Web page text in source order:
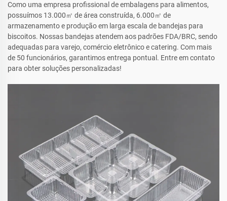
Como uma empresa profissional de embalagens para alimentos,
possuímos 13.000㎡ de área construída, 6.000㎡ de
armazenamento e produção em larga escala de bandejas para
biscoitos. Nossas bandejas atendem aos padrões FDA/BRC, sendo
adequadas para varejo, comércio eletrônico e catering. Com mais
de 50 funcionários, garantimos entrega pontual. Entre em contato
para obter soluções personalizadas!